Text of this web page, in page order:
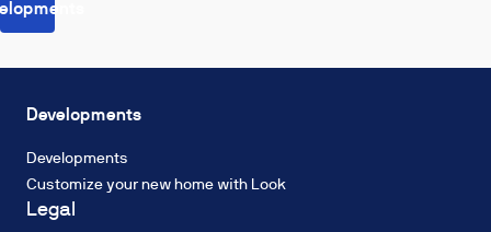
you
know...?
With
aerothermal
you
can
you
know...?
With
aerothermal
you
can
know...?
you
Developments
Developments
Customize your new home with Look
Legal